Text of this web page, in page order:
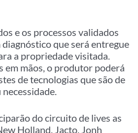
e os processos validados
que será entregue
a propriedade visitada.
em mãos, o produtor poderá
de tecnologias que são de
do circuito de lives as
Holland, Jacto, Jonh